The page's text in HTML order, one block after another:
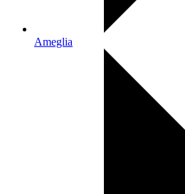
Ameglia